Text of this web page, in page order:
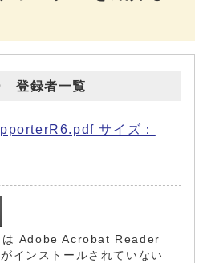
登録者一覧
サイズ：
は Adobe Acrobat Reader
インストールされていない